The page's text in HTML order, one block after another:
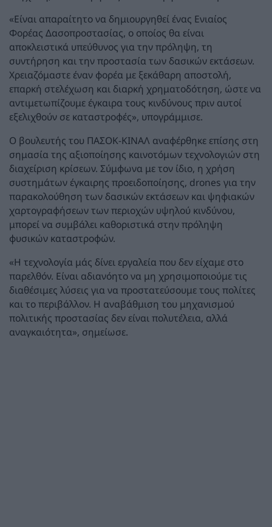
«Είναι απαραίτητο να δημιουργηθεί ένας Ενιαίος
Φορέας Δασοπροστασίας, ο οποίος θα είναι
αποκλειστικά υπεύθυνος για την πρόληψη, τη
συντήρηση και την προστασία των δασικών εκτάσεων.
Χρειαζόμαστε έναν φορέα με ξεκάθαρη αποστολή,
επαρκή στελέχωση και διαρκή χρηματοδότηση, ώστε να
αντιμετωπίζουμε έγκαιρα τους κινδύνους πριν αυτοί
εξελιχθούν σε καταστροφές», υπογράμμισε.
Ο βουλευτής του ΠΑΣΟΚ-ΚΙΝΑΛ αναφέρθηκε επίσης στη
σημασία της αξιοποίησης καινοτόμων τεχνολογιών στη
διαχείριση κρίσεων. Σύμφωνα με τον ίδιο, η χρήση
συστημάτων έγκαιρης προειδοποίησης, drones για την
παρακολούθηση των δασικών εκτάσεων και ψηφιακών
χαρτογραφήσεων των περιοχών υψηλού κινδύνου,
μπορεί να συμβάλει καθοριστικά στην πρόληψη
φυσικών καταστροφών.
«Η τεχνολογία μάς δίνει εργαλεία που δεν είχαμε στο
παρελθόν. Είναι αδιανόητο να μη χρησιμοποιούμε τις
διαθέσιμες λύσεις για να προστατεύσουμε τους πολίτες
και το περιβάλλον. Η αναβάθμιση του μηχανισμού
πολιτικής προστασίας δεν είναι πολυτέλεια, αλλά
αναγκαιότητα», σημείωσε.